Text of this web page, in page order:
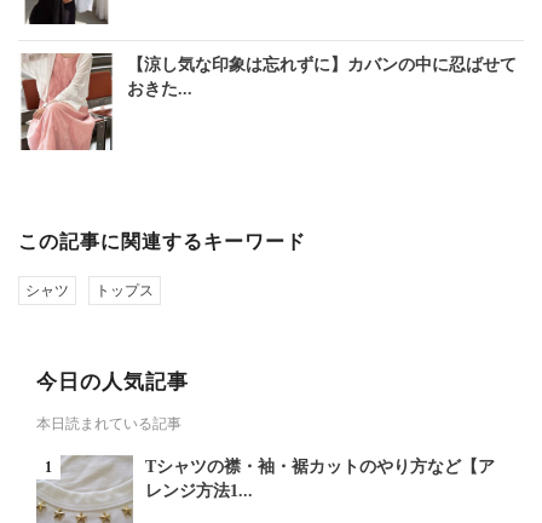
【涼し気な印象は忘れずに】カバンの中に忍ばせて
おきた...
この記事に関連するキーワード
シャツ トップス
今日の人気記事
本日読まれている記事
Tシャツの襟・袖・裾カットのやり方など【ア
レンジ方法1...